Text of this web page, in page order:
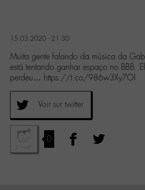
15.03.2020 - 21:30
Muita gente falando da música da
está tentando ganhar espaço no BBB.
perdeu… https://t.co/986w3Xy7Ol
Voir sur twitter
0